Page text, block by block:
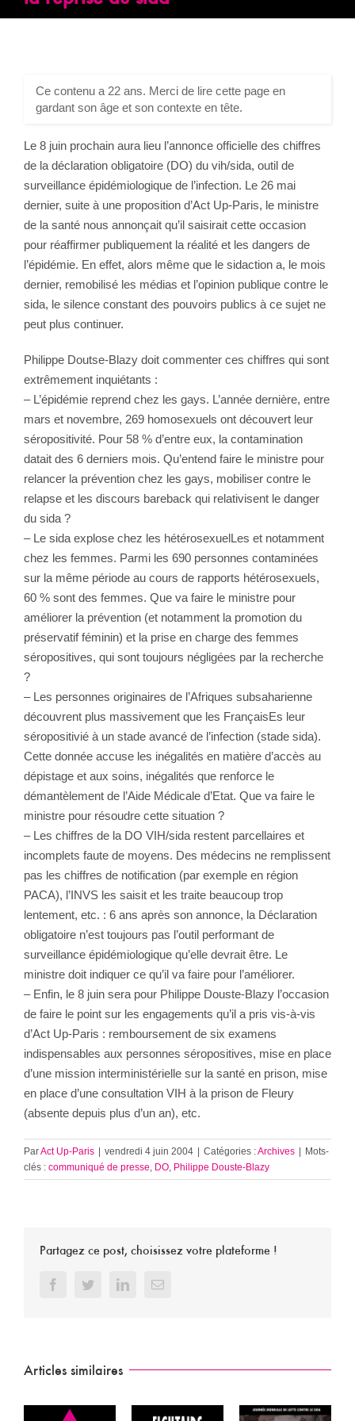
Ce contenu a 22 ans. Merci de lire cette page en
gardant son âge et son contexte en tête.
Le 8 juin prochain aura lieu l’annonce officielle des chiffres
de la déclaration obligatoire (DO) du vih/sida, outil de
surveillance épidémiologique de l’infection. Le 26 mai
dernier, suite à une proposition d’Act Up-Paris, le ministre
de la santé nous annonçait qu’il saisirait cette occasion
pour réaffirmer publiquement la réalité et les dangers de
l’épidémie. En effet, alors même que le sidaction a, le mois
dernier, remobilisé les médias et l’opinion publique contre le
sida, le silence constant des pouvoirs publics à ce sujet ne
peut plus continuer.
Philippe Doutse-Blazy doit commenter ces chiffres qui sont
extrêmement inquiétants :
– L’épidémie reprend chez les gays. L’année dernière, entre
mars et novembre, 269 homosexuels ont découvert leur
séropositivité. Pour 58 % d’entre eux, la contamination
datait des 6 derniers mois. Qu’entend faire le ministre pour
relancer la prévention chez les gays, mobiliser contre le
relapse et les discours bareback qui relativisent le danger
du sida ?
– Le sida explose chez les hétérosexuelLes et notamment
chez les femmes. Parmi les 690 personnes contaminées
sur la même période au cours de rapports hétérosexuels,
60 % sont des femmes. Que va faire le ministre pour
améliorer la prévention (et notamment la promotion du
préservatif féminin) et la prise en charge des femmes
séropositives, qui sont toujours négligées par la recherche
?
– Les personnes originaires de l’Afriques subsaharienne
découvrent plus massivement que les FrançaisEs leur
séropositivié à un stade avancé de l’infection (stade sida).
Cette donnée accuse les inégalités en matière d’accès au
dépistage et aux soins, inégalités que renforce le
démantèlement de l’Aide Médicale d’Etat. Que va faire le
ministre pour résoudre cette situation ?
– Les chiffres de la DO VIH/sida restent parcellaires et
incomplets faute de moyens. Des médecins ne remplissent
pas les chiffres de notification (par exemple en région
PACA), l’INVS les saisit et les traite beaucoup trop
lentement, etc. : 6 ans après son annonce, la Déclaration
obligatoire n’est toujours pas l’outil performant de
surveillance épidémiologique qu’elle devrait être. Le
ministre doit indiquer ce qu’il va faire pour l’améliorer.
– Enfin, le 8 juin sera pour Philippe Douste-Blazy l’occasion
de faire le point sur les engagements qu’il a pris vis-à-vis
d’Act Up-Paris : remboursement de six examens
indispensables aux personnes séropositives, mise en place
d’une mission interministérielle sur la santé en prison, mise
en place d’une consultation VIH à la prison de Fleury
(absente depuis plus d’un an), etc.
ParAct Up-Paris | vendredi 4 juin 2004 | Catégories :Archives | Mots-
clés : communiqué de presse DO Philippe Douste-Blazy
Partagez ce post, choisissez votre plateforme !
FacebookTwitterLinkedInEmail
Articles similaires